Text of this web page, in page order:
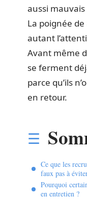
aussi
La poignée
autant
Avant même
se ferment
parce qu’ils
en retour.
Ce que les
faux pas à
Pourquoi
en entretien ?